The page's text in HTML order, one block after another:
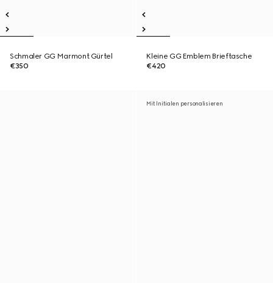
Schmaler GG Marmont Gürtel
€350
Kleine GG Emblem Brieftasche
€420
Mit Initialen personalisieren